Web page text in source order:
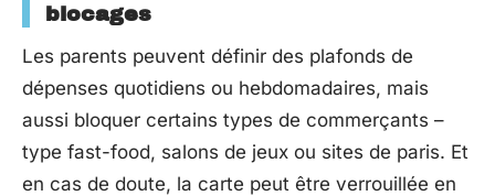
blocages
Les parents peuvent définir des plafonds de
dépenses quotidiens ou hebdomadaires, mais
aussi bloquer certains types de commerçants –
type fast-food, salons de jeux ou sites de paris. Et
en cas de doute, la carte peut être verrouillée en